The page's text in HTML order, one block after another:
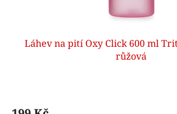
Láhev na pití Oxy Click 600 ml
růžová